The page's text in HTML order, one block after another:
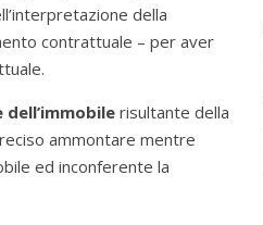
della
contrattuale – per aver
risultante della
ammontare mentre
ed inconferente la